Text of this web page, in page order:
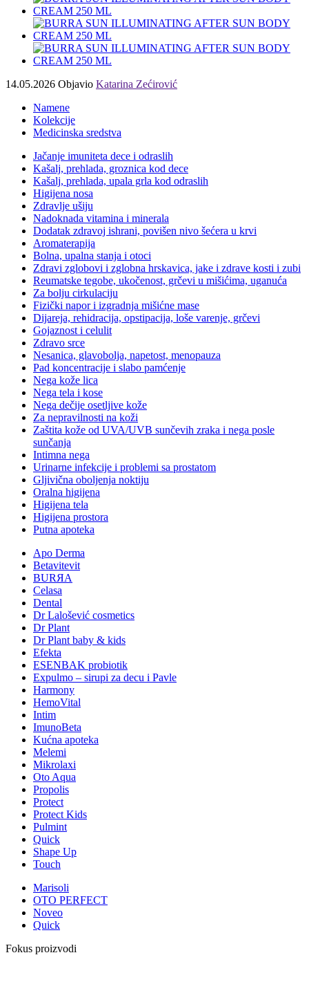
14.05.2026 Objavio Katarina Zećirović
Namene
Kolekcije
Medicinska sredstva
Jačanje imuniteta dece i odraslih
Kašalj, prehlada, groznica kod dece
Kašalj, prehlada, upala grla kod odraslih
Higijena nosa
Zdravlje ušiju
Nadoknada vitamina i minerala
Dodatak zdravoj ishrani, povišen nivo šećera u krvi
Aromaterapija
Bolna, upalna stanja i otoci
Zdravi zglobovi i zglobna hrskavica, jake i zdrave kosti i zubi
Reumatske tegobe, ukočenost, grčevi u mišićima, uganuća
Za bolju cirkulaciju
Fizički napor i izgradnja mišićne mase
Dijareja, rehidracija, opstipacija, loše varenje, grčevi
Gojaznost i celulit
Zdravo srce
Nesanica, glavobolja, napetost, menopauza
Pad koncentracije i slabo pamćenje
Nega kože lica
Nega tela i kose
Nega dečije osetljive kože
Za nepravilnosti na koži
Zaštita kože od UVA/UVB sunčevih zraka i nega posle
sunčanja
Intimna nega
Urinarne infekcije i problemi sa prostatom
Gljivična oboljenja noktiju
Oralna higijena
Higijena tela
Higijena prostora
Putna apoteka
Apo Derma
Betavitevit
BURЯA
Celasa
Dental
Dr Lalošević cosmetics
Dr Plant
Dr Plant baby & kids
Efekta
ESENBAK probiotik
Expulmo – sirupi za decu i Pavle
Harmony
HemoVital
Intim
ImunoBeta
Kućna apoteka
Melemi
Mikrolaxi
Oto Aqua
Propolis
Protect
Protect Kids
Pulmint
Quick
Shape Up
Touch
Marisoli
OTO PERFECT
Noveo
Quick
Fokus proizvodi